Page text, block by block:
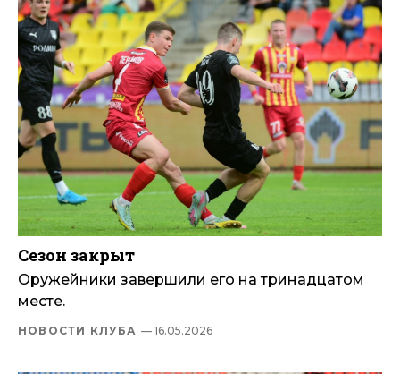
Сезон закрыт
Оружейники завершили его на тринадцатом
месте.
НОВОСТИ КЛУБА — 16.05.2026